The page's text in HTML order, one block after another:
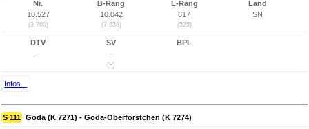
Nr.
10.527
(3.760)
B-Rang
10.042
(7.638)
L-Rang
617
(525)
Land
SN
DTV
-
SV
-
(-)
BPL
Infos...
S 111 Göda (K 7271) - Göda-Oberförstchen (K 7274)